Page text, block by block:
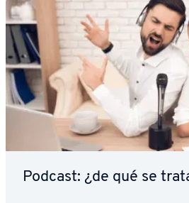
Podcast: ¿de qué se